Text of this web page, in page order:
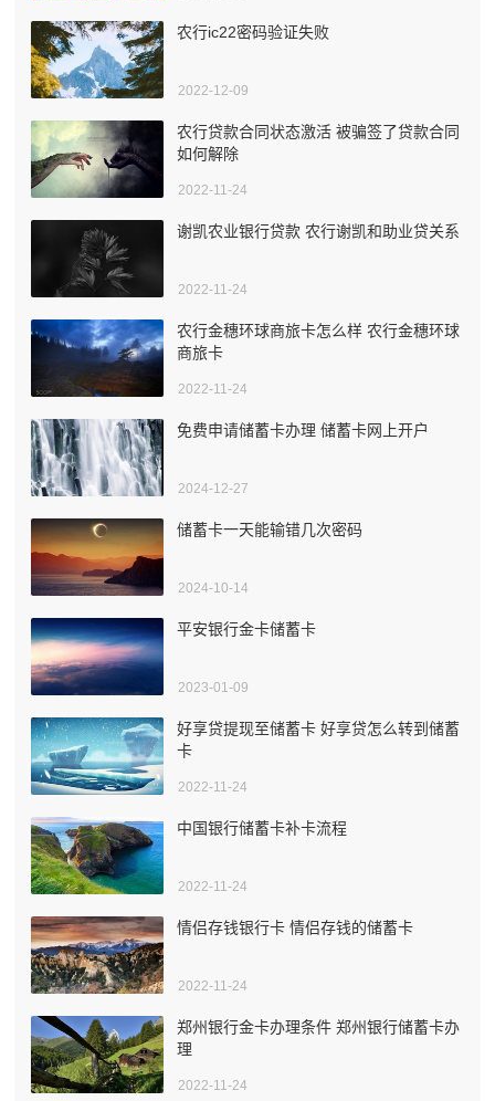
农行ic22密码验证失败
2022-12-09
农行贷款合同状态激活 被骗签了贷款合同
如何解除
2022-11-24
谢凯农业银行贷款 农行谢凯和助业贷关系
2022-11-24
农行金穗环球商旅卡怎么样 农行金穗环球
商旅卡
2022-11-24
免费申请储蓄卡办理 储蓄卡网上开户
2024-12-27
储蓄卡一天能输错几次密码
2024-10-14
平安银行金卡储蓄卡
2023-01-09
好享贷提现至储蓄卡 好享贷怎么转到储蓄
卡
2022-11-24
中国银行储蓄卡补卡流程
2022-11-24
情侣存钱银行卡 情侣存钱的储蓄卡
2022-11-24
郑州银行金卡办理条件 郑州银行储蓄卡办
理
2022-11-24